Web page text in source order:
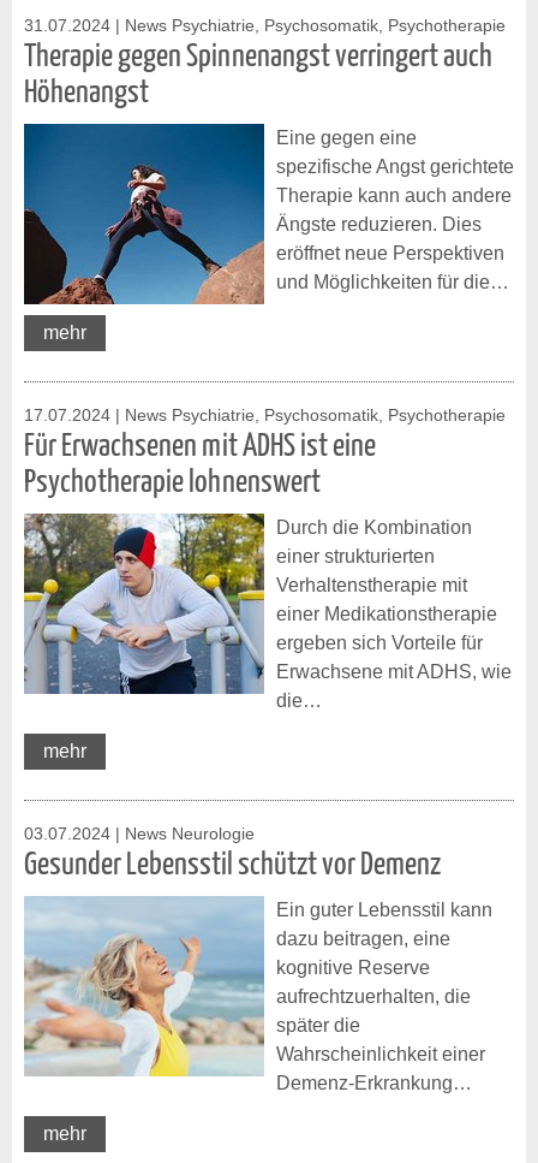
31.07.2024 | News Psychiatrie, Psychosomatik, Psychotherapie
Therapie gegen Spinnenangst verringert auch
Höhenangst
Eine gegen eine
spezifische Angst gerichtete
Therapie kann auch andere
Ängste reduzieren. Dies
eröffnet neue Perspektiven
und Möglichkeiten für die…
mehr
17.07.2024 | News Psychiatrie, Psychosomatik, Psychotherapie
Für Erwachsenen mit ADHS ist eine
Psychotherapie lohnenswert
Durch die Kombination
einer strukturierten
Verhaltenstherapie mit
einer Medikationstherapie
ergeben sich Vorteile für
Erwachsene mit ADHS, wie
die…
mehr
03.07.2024 | News Neurologie
Gesunder Lebensstil schützt vor Demenz
Ein guter Lebensstil kann
dazu beitragen, eine
kognitive Reserve
aufrechtzuerhalten, die
später die
Wahrscheinlichkeit einer
Demenz-Erkrankung…
mehr